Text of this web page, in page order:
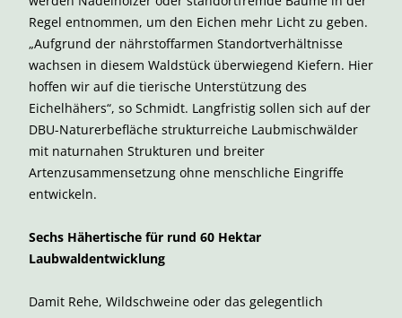
Regel entnommen, um den Eichen mehr Licht zu geben.
„Aufgrund der nährstoffarmen Standortverhältnisse
wachsen in diesem Waldstück überwiegend Kiefern. Hier
hoffen wir auf die tierische Unterstützung des
Eichelhähers“, so Schmidt. Langfristig sollen sich auf der
DBU-Naturerbefläche strukturreiche Laubmischwälder
mit naturnahen Strukturen und breiter
Artenzusammensetzung ohne menschliche Eingriffe
entwickeln.
Sechs Hähertische für rund 60 Hektar
Laubwaldentwicklung
Damit Rehe, Wildschweine oder das gelegentlich